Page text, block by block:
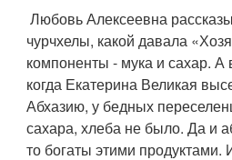
Любовь Алексеевна
чурчхелы, какой давала
компоненты - мука и сахар. А
когда Екатерина Великая
Абхазию, у бедных
сахара, хлеба не было. Да и
то богаты этими продуктами.